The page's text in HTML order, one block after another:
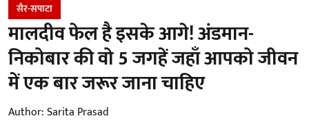
सैर-सपाटा
मालदीव फेल है इसके आगे! अंडमान-
निकोबार की वो 5 जगहें जहाँ आपको जीवन
में एक बार जरूर जाना चाहिए
Author:Sarita Prasad